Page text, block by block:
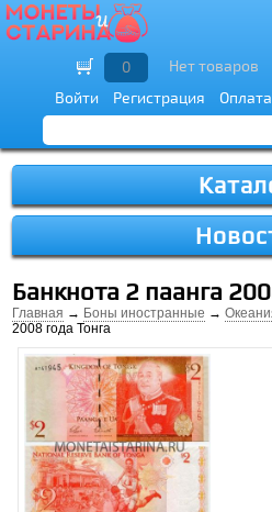
Войти Регистрация
0 Нет товаров
Банкнота 2 паанга
Главная → Боны иностранные →
2008 года Тонга